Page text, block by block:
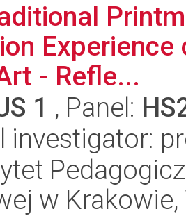
- Refle...
1 , Panel:
investigator:
w Krakowie,